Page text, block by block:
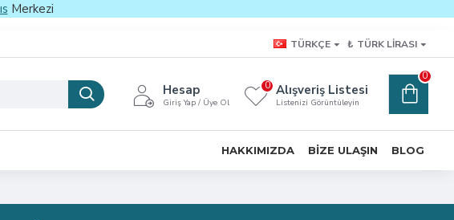
Merkezi
TÜRKÇE ₺ TÜRK LIRASI
Hesap
Giriş Yap / Üye Ol
Alışveriş Listesi
Listenizi Görüntüleyin
0
0
HAKKIMIZDA BIZE ULAŞIN BLOG